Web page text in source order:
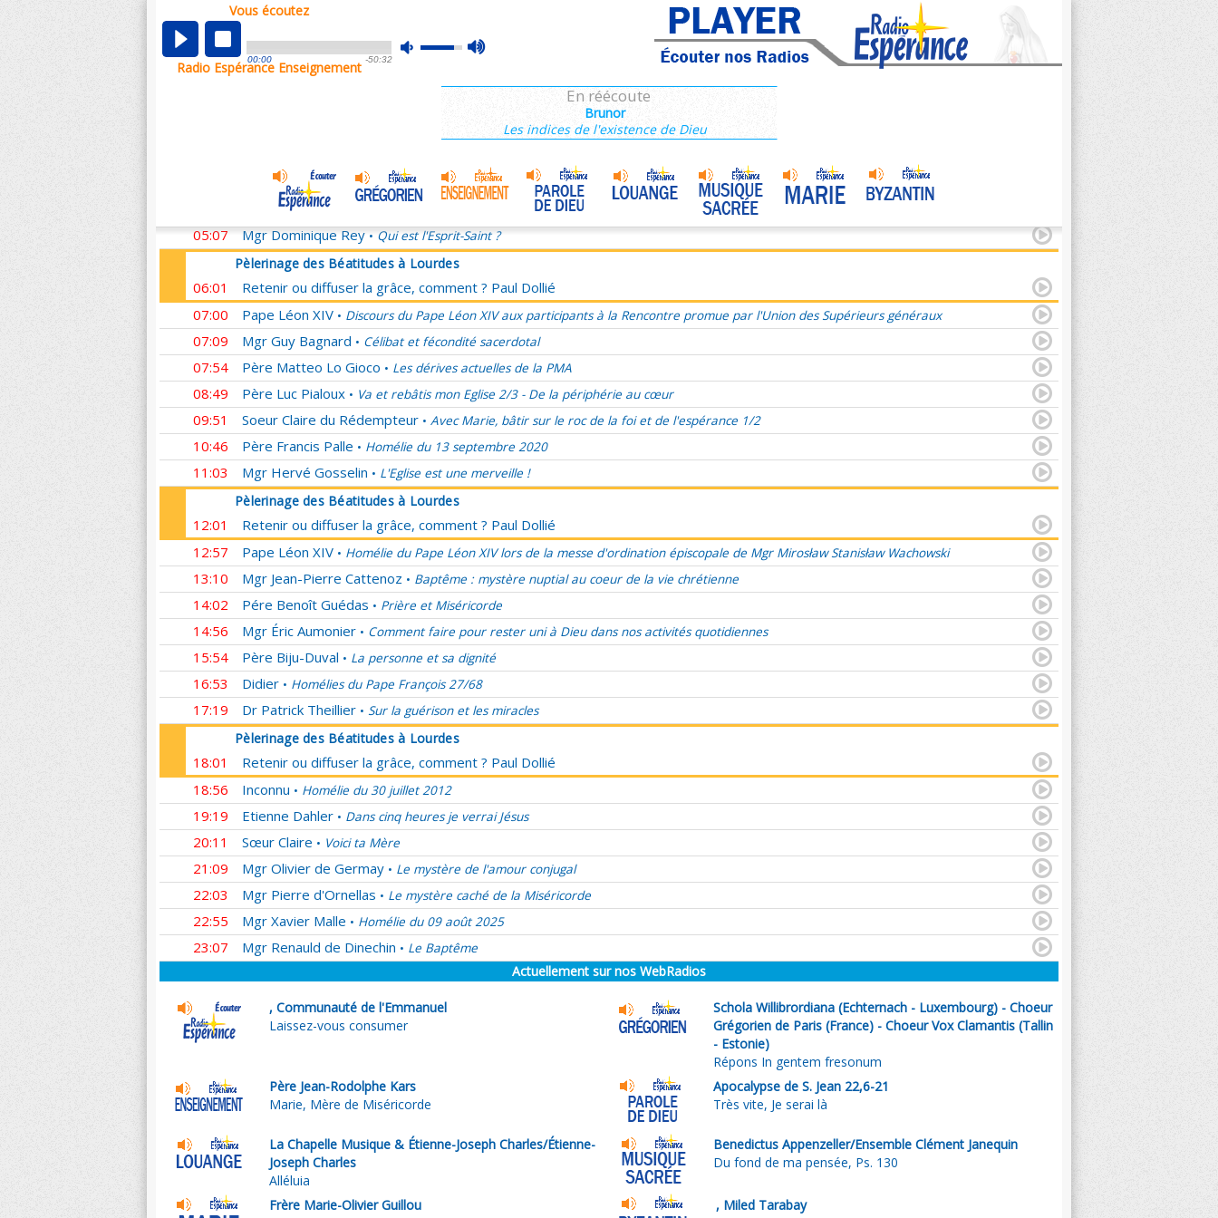
Vous écoutez
mute
max
00:00 -50:32
Radio Espérance Enseignement
En réécoute
Brunor
Les indices de l'existence de Dieu
Pèlerinage des Béatitudes à Lourdes
00:01
Retenir ou diffuser la grâce, comment ? Paul Dollié
00:59
Mgr Michel Aupetit
Passé, présent, futur, évangéliser le temps
Il m’a aimé et s’est livré pour moi
Père Jean-Rodolphe Kars • Marie, Mère de Miséricorde
Père Franck Zeuschner Homélie du 33e Dimanche du TO, 17 novembre 2024
05:07 Mgr Dominique Rey • Qui est l'Esprit-Saint ?
Pèlerinage des Béatitudes à Lourdes
06:01
Retenir ou diffuser la grâce, comment ? Paul Dollié
07:00
Pape Léon XIV • Discours du Pape Léon XIV aux participants à la Rencontre promue par l'Union des Supérieurs généraux
07:09 Mgr Guy Bagnard • Célibat et fécondité sacerdotal
07:54 Père Matteo Lo Gioco • Les dérives actuelles de la PMA
08:49 Père Luc Pialoux • Va et rebâtis mon Eglise 2/3 - De la périphérie au cœur
09:51 Soeur Claire du Rédempteur • Avec Marie, bâtir sur le roc de la foi et de l'espérance 1/2
10:46 Père Francis Palle • Homélie du 13 septembre 2020
11:03 Mgr Hervé Gosselin • L'Eglise est une merveille !
Pèlerinage des Béatitudes à Lourdes
12:01
Retenir ou diffuser la grâce, comment ? Paul Dollié
12:57
Pape Léon XIV • Homélie du Pape Léon XIV lors de la messe d'ordination épiscopale de Mgr Mirosław Stanisław Wachowski
13:10 Mgr Jean-Pierre Cattenoz • Baptême : mystère nuptial au coeur de la vie chrétienne
14:02 Pére Benoît Guédas • Prière et Miséricorde
14:56 Mgr Éric Aumonier • Comment faire pour rester uni à Dieu dans nos activités quotidiennes
15:54 Père Biju-Duval • La personne et sa dignité
16:53 Didier • Homélies du Pape François 27/68
17:19 Dr Patrick Theillier • Sur la guérison et les miracles
Pèlerinage des Béatitudes à Lourdes
18:01
Retenir ou diffuser la grâce, comment ? Paul Dollié
18:56
Inconnu • Homélie du 30 juillet 2012
19:19 Etienne Dahler • Dans cinq heures je verrai Jésus
20:11 Sœur Claire • Voici ta Mère
21:09 Mgr Olivier de Germay • Le mystère de l'amour conjugal
22:03 Mgr Pierre d'Ornellas • Le mystère caché de la Miséricorde
22:55 Mgr Xavier Malle • Homélie du 09 août 2025
23:07 Mgr Renauld de Dinechin • Le Baptême
Actuellement sur nos WebRadios
, Communauté de l'Emmanuel
Laissez-vous consumer
Schola Willibrordiana (Echternach - Luxembourg) - Choeur
Grégorien de Paris (France) - Choeur Vox Clamantis (Tallin
- Estonie)
Répons In gentem fresonum
Père Jean-Rodolphe Kars
Marie, Mère de Miséricorde
Apocalypse de S. Jean 22,6-21
Très vite, Je serai là
La Chapelle Musique & Étienne-Joseph Charles/Étienne-
Joseph Charles
Alléluia
Benedictus Appenzeller/Ensemble Clément Janequin
Du fond de ma pensée, Ps. 130
Frère Marie-Olivier Guillou
, Miled Tarabay